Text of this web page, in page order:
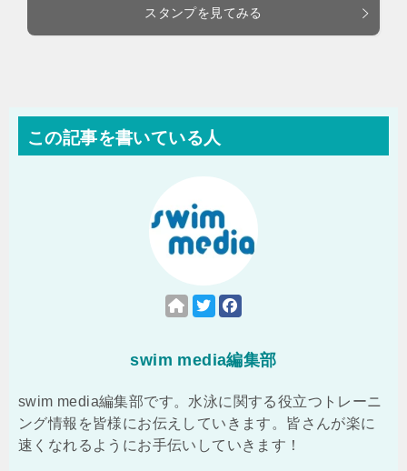
スタンプを見てみる
この記事を書いている人
swim media編集部
swim media編集部です。水泳に関する役立つトレーニ
ング情報を皆様にお伝えしていきます。皆さんが楽に
速くなれるようにお手伝いしていきます！